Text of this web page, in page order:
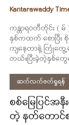
Kantarawaddy
ကန္တာရဝတီတိုင်း ( မ်
နှစ်ကထက် စောပြီး စို
ကျနေတာနဲ့ ကြုံတွ
တယ်။ပြီးခဲ့တဲ့နှစ်တွေ
ဆက်လက်ဖတ်ရှုရန်
စစ်မြေပြင်
တဲ့ နတ်တောင်စ